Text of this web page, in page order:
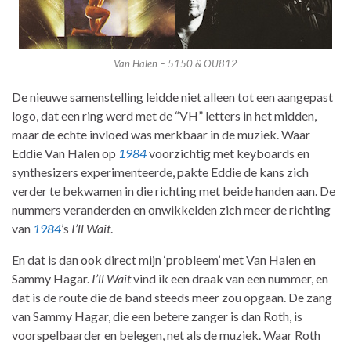
Van Halen – 5150 & OU812
De nieuwe samenstelling leidde niet alleen tot een aangepast
logo, dat een ring werd met de “VH” letters in het midden,
maar de echte invloed was merkbaar in de muziek. Waar
Eddie Van Halen op 1984voorzichtig met keyboards en
synthesizers experimenteerde, pakte Eddie de kans zich
verder te bekwamen in die richting met beide handen aan. De
nummers veranderden en onwikkelden zich meer de richting
van 1984’s I’ll Wait.
En dat is dan ook direct mijn ‘probleem’ met Van Halen en
Sammy Hagar. I’ll Waitvind ik een draak van een nummer, en
dat is de route die de band steeds meer zou opgaan. De zang
van Sammy Hagar, die een betere zanger is dan Roth, is
voorspelbaarder en belegen, net als de muziek. Waar Roth